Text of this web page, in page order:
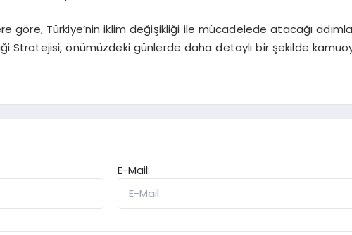
göre, Türkiye’nin iklim değişikliği ile mücadelede atacağı
Stratejisi, önümüzdeki günlerde daha detaylı bir şekilde
E-Mail: